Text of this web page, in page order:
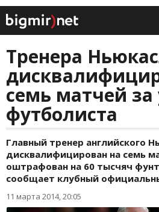
Тренера
семь матчей за
футболиста
Главный тренер английского
дисквалифицирован на семь
оштрафован на 60 тысчяч
сообщает клубный
11 марта 2014, 20:05